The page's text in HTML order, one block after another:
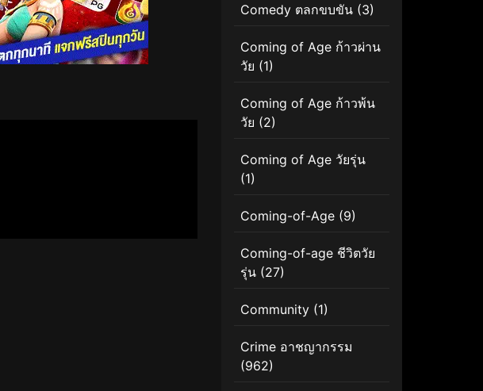
Comedy ตลกขบขัน (3)
Coming of Age ก้าวผ่าน
วัย (1)
Coming of Age ก้าวพ้น
วัย (2)
Coming of Age วัยรุ่น
(1)
Coming-of-Age (9)
Coming-of-age ชีวิตวัย
รุ่น (27)
Community (1)
Crime อาชญากรรม
(962)